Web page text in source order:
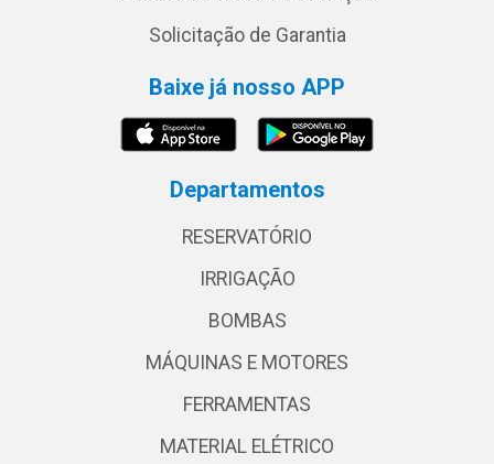
Solicitação de Garantia
Baixe já nosso APP
Departamentos
RESERVATÓRIO
IRRIGAÇÃO
BOMBAS
MÁQUINAS E MOTORES
FERRAMENTAS
MATERIAL ELÉTRICO